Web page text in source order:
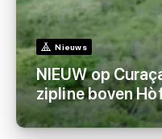
Nieuws
NIEUW op
zipline boven